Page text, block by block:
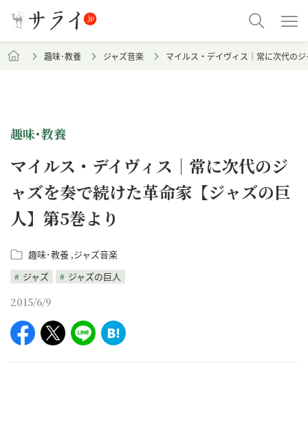
趣味･教養 ジャズ音楽 マイルス・デイヴィス｜常に次代の
趣味･教養
マイルス・デイヴィス｜常に次代のジ
ャズを奏で続けた革命家【ジャズの巨
人】第5巻より
趣味･教養 ジャズ音楽
ジャズ
ジャズの巨人
2015/6/9